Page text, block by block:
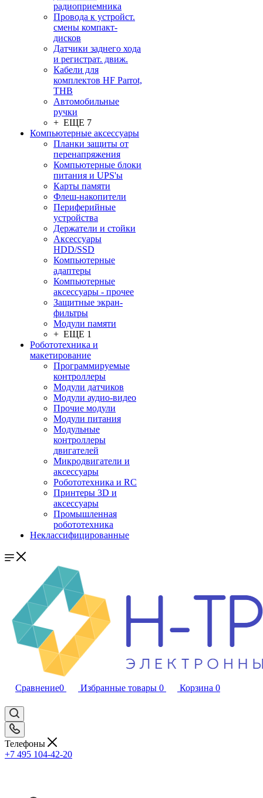
радиоприемника
Провода к устройст.
смены компакт-
дисков
Датчики заднего хода
и регистрат. движ.
Кабели для
комплектов HF Parrot,
THB
Автомобильные
ручки
+ ЕЩЕ 7
Компьютерные аксессуары
Планки защиты от
перенапряжения
Компьютерные блоки
питания и UPS'ы
Карты памяти
Флеш-накопители
Периферийные
устройства
Держатели и стойки
Аксессуары
HDD/SSD
Компьютерные
адаптеры
Компьютерные
аксессуары - прочее
Защитные экран-
фильтры
Модули памяти
+ ЕЩЕ 1
Робототехника и
макетирование
Программируемые
контроллеры
Модули датчиков
Модули аудио-видео
Прочие модули
Модули питания
Модульные
контроллеры
двигателей
Микродвигатели и
аксессуары
Робототехника и RC
Принтеры 3D и
аксессуары
Промышленная
робототехника
Неклассифицированные
Сравнение0 Избранные товары 0 Корзина 0
Телефоны
+7 495 104-42-20